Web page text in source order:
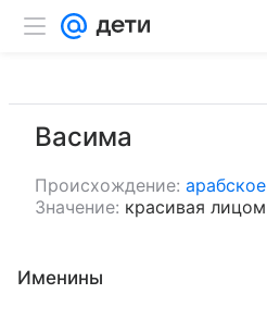
Васима
Происхождение: арабское
Значение: красивая лицом
Именины